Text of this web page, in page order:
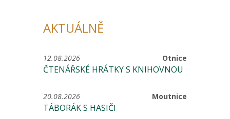
AKTUÁLNĚ
Otnice
12.08.2026
ČTENÁŘSKÉ HRÁTKY S KNIHOVNOU
Moutnice
20.08.2026
TÁBORÁK S HASIČI